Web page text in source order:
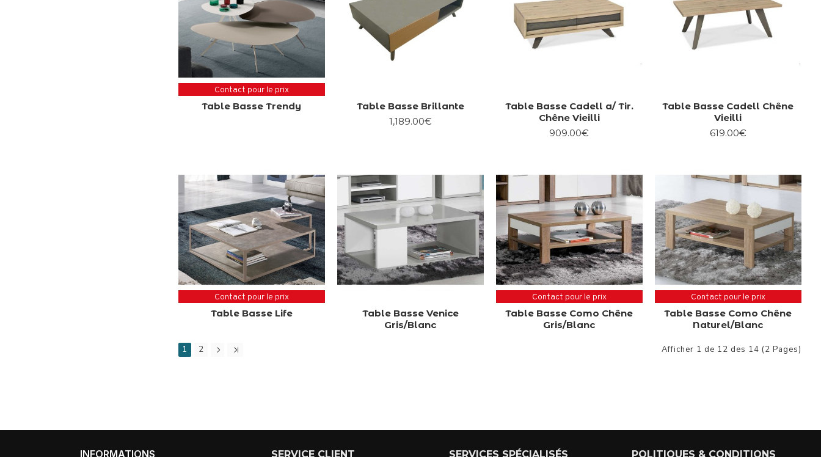
Contact pour le prix
Table Basse Trendy
Table Basse Brillante
1,189.00€
Table Basse Cadell a/ Tir.
Chêne Vieilli
909.00€
Table Basse Cadell Chêne
Vieilli
619.00€
Contact pour le prix
Table Basse Life
Table Basse Venice
Gris/Blanc
Contact pour le prix
Table Basse Como Chêne
Gris/Blanc
Contact pour le prix
Table Basse Como Chêne
Naturel/Blanc
1 2 Afficher 1 de 12 des 14 (2 Pages)
INFORMATIONS SERVICE CLIENT SERVICES SPÉCIALISÉS POLITIQUES & CONDITIONS